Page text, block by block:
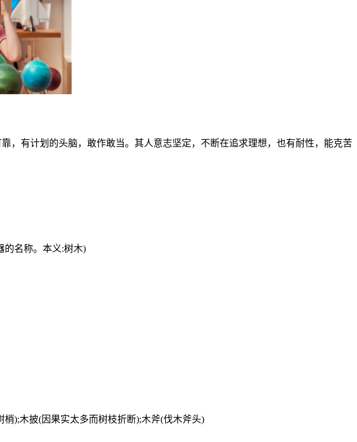
，有计划的头脑，敢作敢当。其人意志坚定，不断在追求理想，也有耐性，能克苦
的名称。本义:树木)
);木披(因果实太多而树枝折断);木斧(伐木斧头)